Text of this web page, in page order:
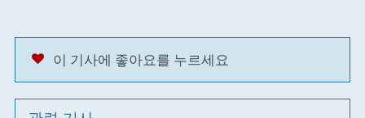
이 기사에 좋아요를 누르세요